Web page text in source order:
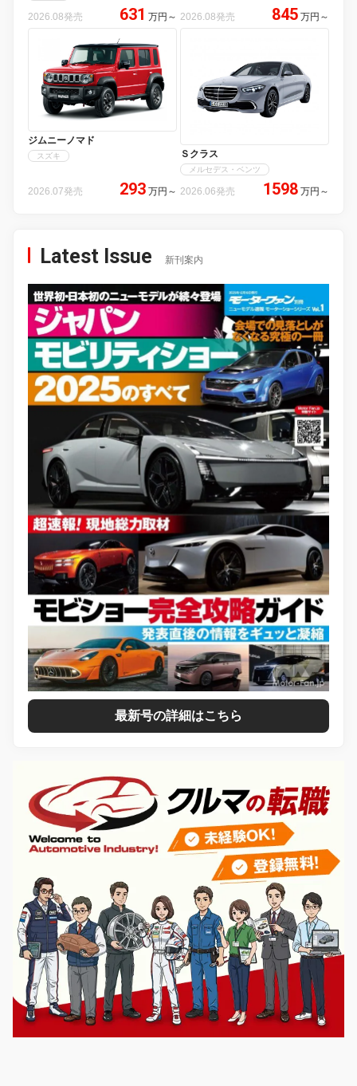
2026.08発売 631 万円 ～ 2026.08発売 845 万円 ～
ジムニーノマド
スズキ
2026.07発売 293 万円 ～
Ｓクラス
メルセデス・ベンツ
2026.06発売 1598 万円 ～
Latest Issue 新刊案内
最新号の詳細はこちら